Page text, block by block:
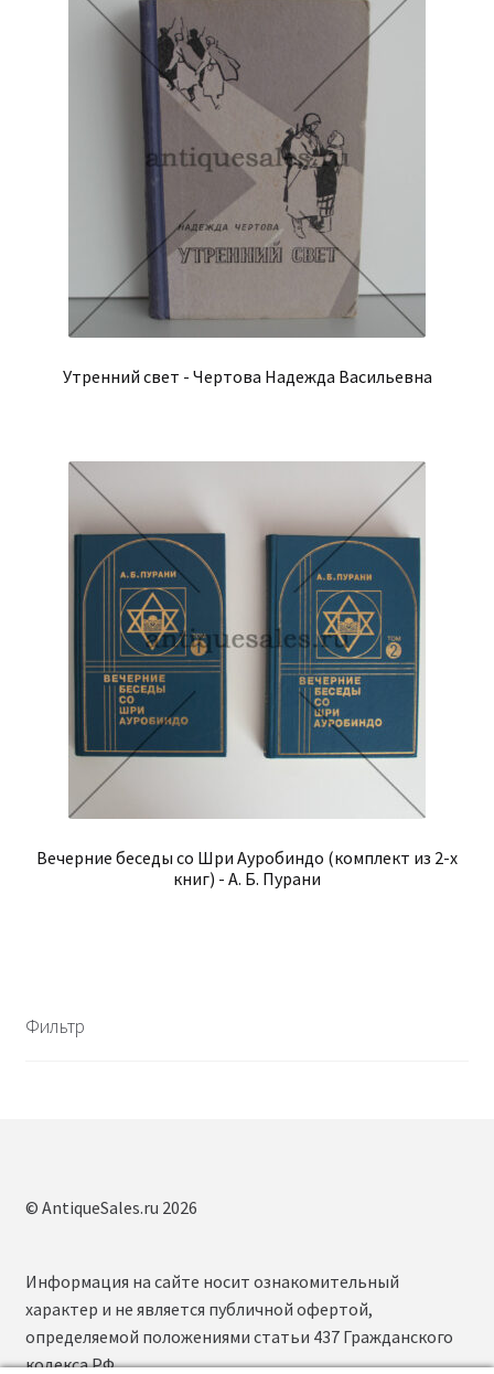
Утренний свет - Чертова Надежда Васильевна
Вечерние беседы со Шри Ауробиндо (комплект из 2-х
книг) - А. Б. Пурани
Фильтр
© AntiqueSales.ru 2026
Информация на сайте носит ознакомительный
характер и не является публичной офертой,
определяемой положениями статьи 437 Гражданского
кодекса РФ.